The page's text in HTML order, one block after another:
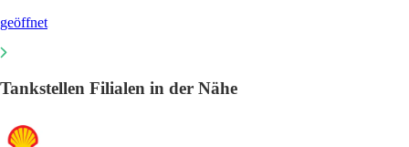
geöffnet
Tankstellen Filialen in der Nähe